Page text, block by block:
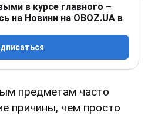
в курсе главного –
на Новини на OBOZ.UA в
предметам часто
причины, чем просто